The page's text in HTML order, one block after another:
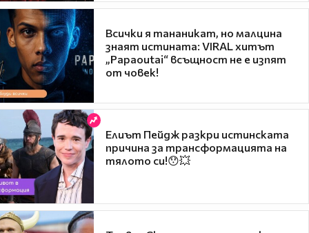
Всички я тананикат, но малцина
знаят истината: VIRAL хитът
„Papaoutai“ всъщност не е изпят
от човек!
Елиът Пейдж разкри истинската
причина за трансформацията на
тялото си!😯💥